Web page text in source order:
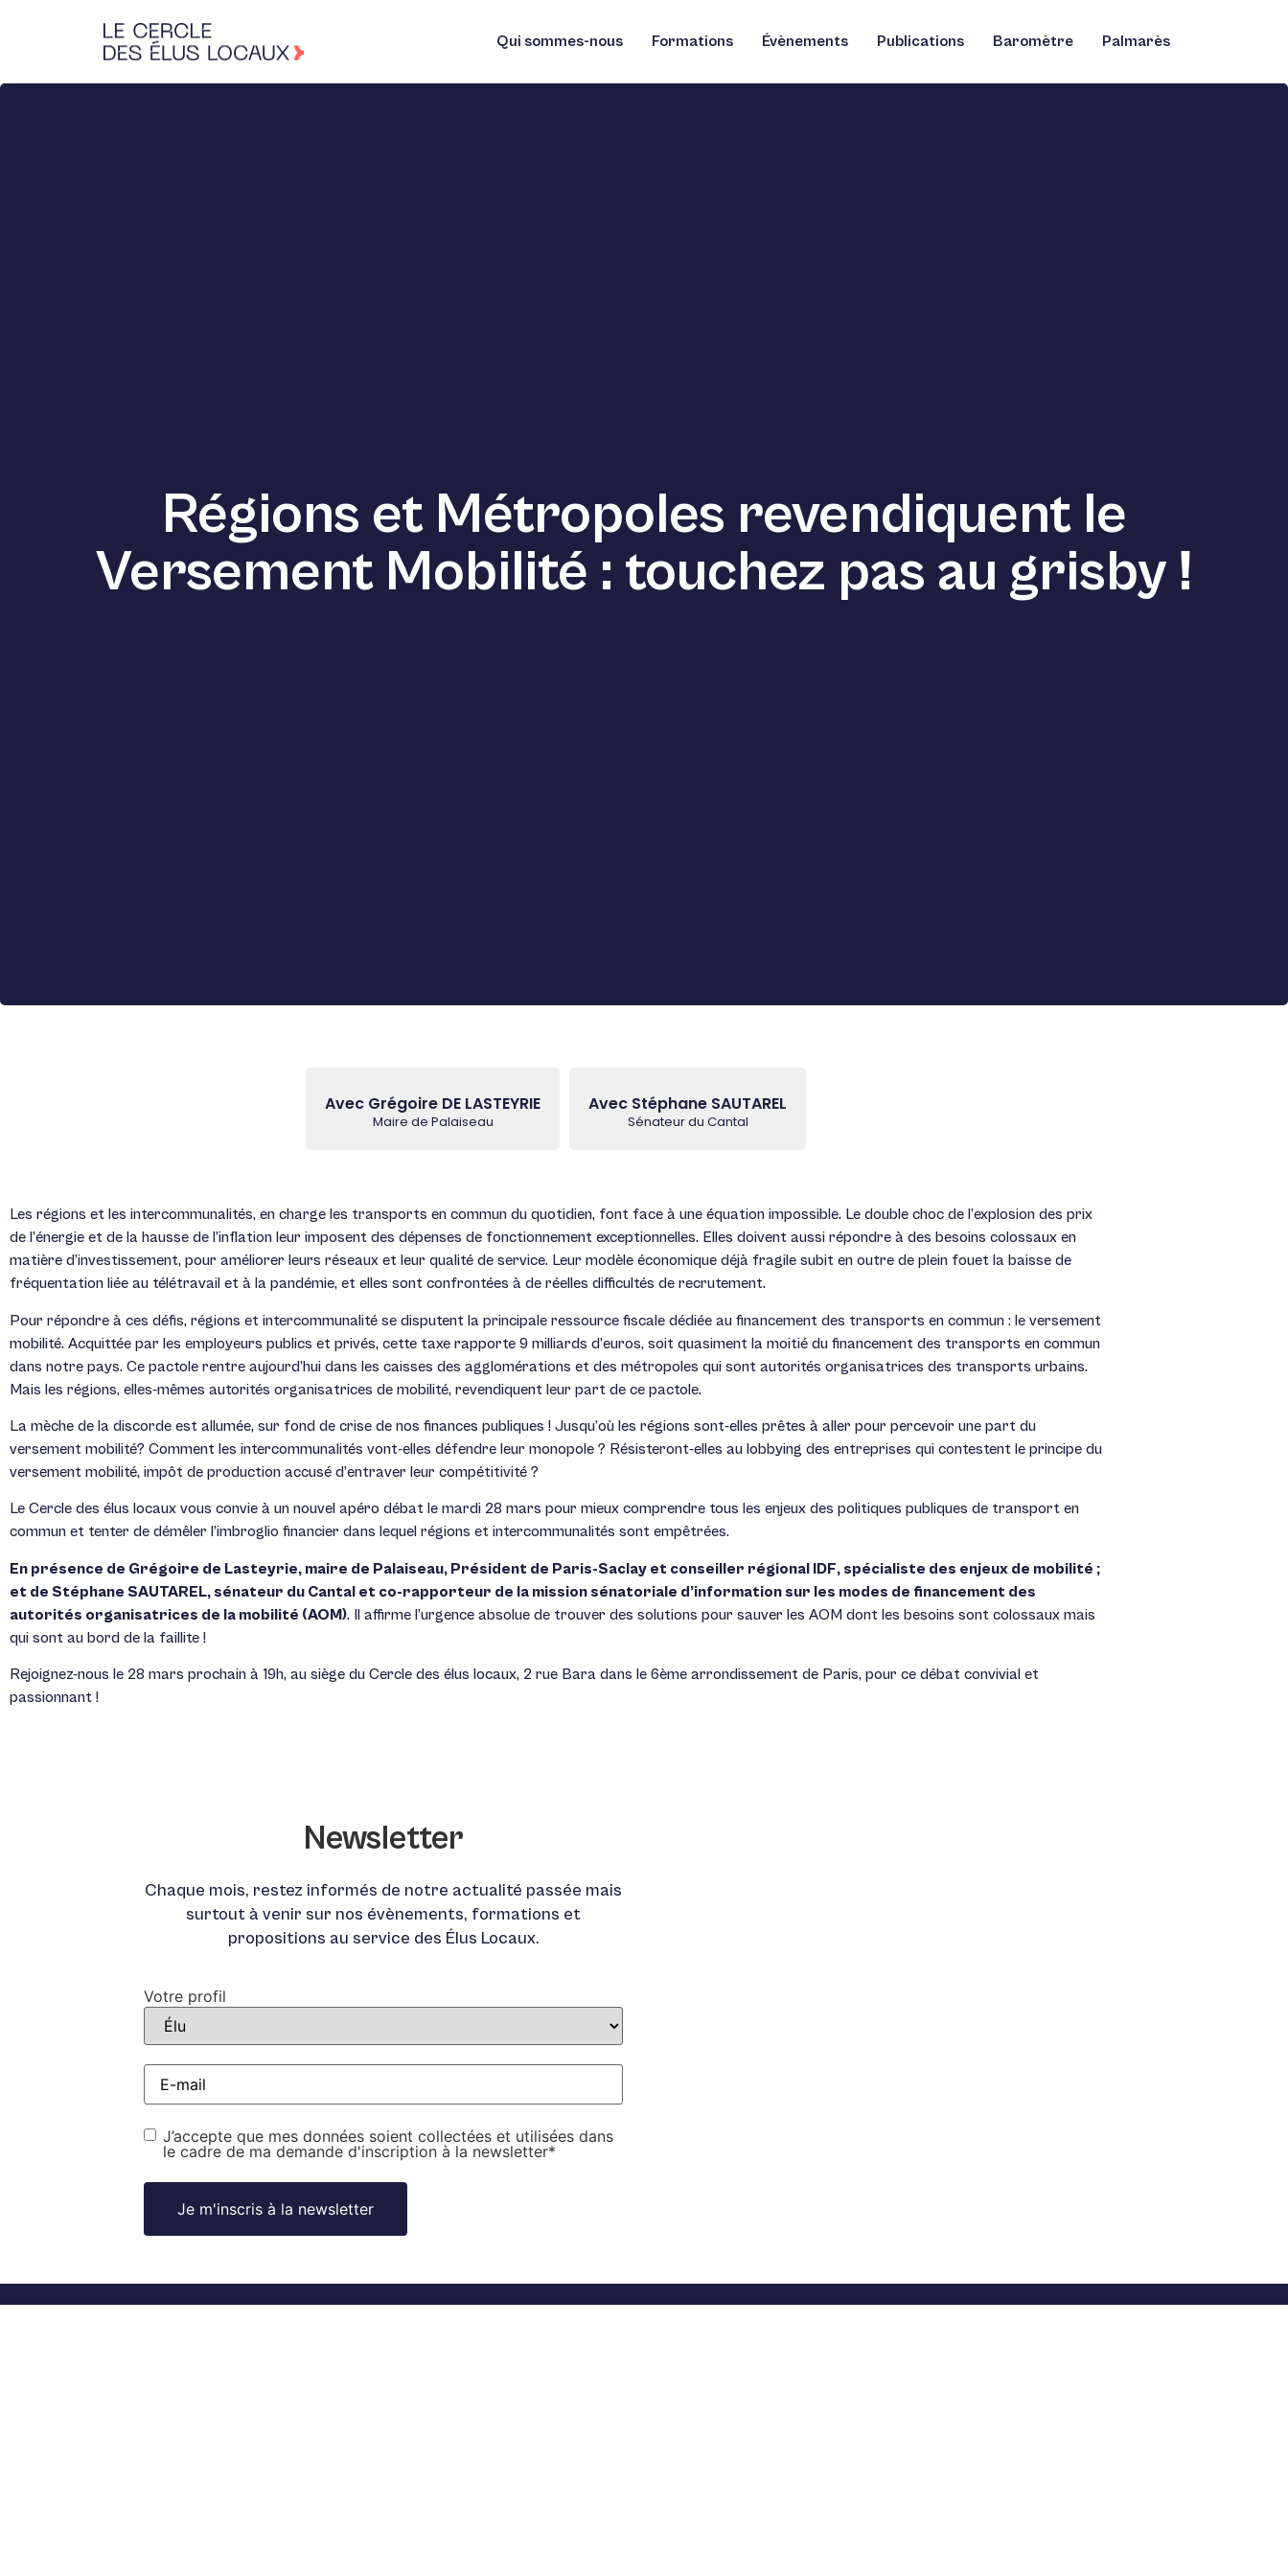
Qui sommes-nous Formations Évènements Publications Baromètre Palmarès
Régions et Métropoles revendiquent le
Versement Mobilité : touchez pas au grisby !
Avec Grégoire DE LASTEYRIE
Maire de Palaiseau
Avec Stéphane SAUTAREL
Sénateur du Cantal
Les régions et les intercommunalités, en charge les transports en commun du quotidien, font face à une équation impossible. Le double choc de l’explosion des prix
de l’énergie et de la hausse de l’inflation leur imposent des dépenses de fonctionnement exceptionnelles. Elles doivent aussi répondre à des besoins colossaux en
matière d’investissement, pour améliorer leurs réseaux et leur qualité de service. Leur modèle économique déjà fragile subit en outre de plein fouet la baisse de
fréquentation liée au télétravail et à la pandémie, et elles sont confrontées à de réelles difficultés de recrutement.
Pour répondre à ces défis, régions et intercommunalité se disputent la principale ressource fiscale dédiée au financement des transports en commun : le versement
mobilité. Acquittée par les employeurs publics et privés, cette taxe rapporte 9 milliards d’euros, soit quasiment la moitié du financement des transports en commun
dans notre pays. Ce pactole rentre aujourd’hui dans les caisses des agglomérations et des métropoles qui sont autorités organisatrices des transports urbains.
Mais les régions, elles-mêmes autorités organisatrices de mobilité, revendiquent leur part de ce pactole.
La mèche de la discorde est allumée, sur fond de crise de nos finances publiques ! Jusqu’où les régions sont-elles prêtes à aller pour percevoir une part du
versement mobilité? Comment les intercommunalités vont-elles défendre leur monopole ? Résisteront-elles au lobbying des entreprises qui contestent le principe du
versement mobilité, impôt de production accusé d’entraver leur compétitivité ?
Le Cercle des élus locaux vous convie à un nouvel apéro débat le mardi 28 mars pour mieux comprendre tous les enjeux des politiques publiques de transport en
commun et tenter de démêler l’imbroglio financier dans lequel régions et intercommunalités sont empêtrées.
En présence de Grégoire de Lasteyrie, maire de Palaiseau, Président de Paris-Saclay et conseiller régional IDF, spécialiste des enjeux de mobilité ;
et de Stéphane SAUTAREL, sénateur du Cantal et co-rapporteur de la mission sénatoriale d’information sur les modes de financement des
autorités organisatrices de la mobilité (AOM). Il affirme l’urgence absolue de trouver des solutions pour sauver les AOM dont les besoins sont colossaux mais
qui sont au bord de la faillite !
Rejoignez-nous le 28 mars prochain à 19h, au siège du Cercle des élus locaux, 2 rue Bara dans le 6ème arrondissement de Paris, pour ce débat convivial et
passionnant !
Newsletter
Chaque mois, restez informés de notre actualité passée mais
surtout à venir sur nos évènements, formations et
propositions au service des Élus Locaux.
Votre profil
E-
mail*
RGPD*
J’accepte que mes données soient collectées et utilisées dans
le cadre de ma demande d'inscription à la newsletter*